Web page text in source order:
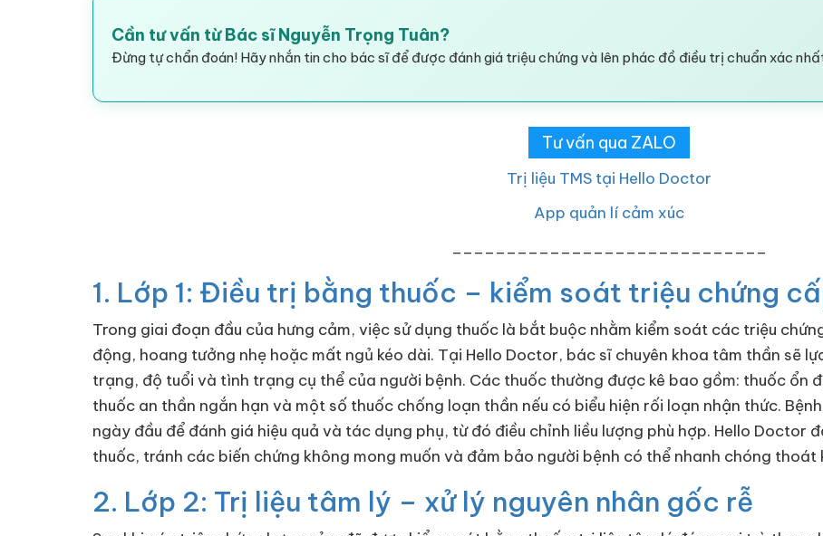
Cần tư vấn từ Bác sĩ Nguyễn Trọng Tuân?
Đừng tự chẩn đoán! Hãy nhắn tin cho bác sĩ để được đánh giá triệu chứng và lên phác đồ điều trị chuẩn xác
Tư vấn qua ZALO
Trị liệu TMS tại Hello Doctor
App quản lí cảm xúc
1. Lớp 1: Điều trị bằng thuốc – kiểm soát triệu chứng
Trong giai đoạn đầu của hưng cảm, việc sử dụng thuốc là bắt buộc nhằm kiểm soát các triệu
động, hoang tưởng nhẹ hoặc mất ngủ kéo dài. Tại Hello Doctor, bác sĩ chuyên khoa tâm thần sẽ
trạng, độ tuổi và tình trạng cụ thể của người bệnh. Các thuốc thường được kê bao gồm: thuốc ổn
thuốc an thần ngắn hạn và một số thuốc chống loạn thần nếu có biểu hiện rối loạn nhận thức.
ngày đầu để đánh giá hiệu quả và tác dụng phụ, từ đó điều chỉnh liều lượng phù hợp. Hello Doctor
thuốc, tránh các biến chứng không mong muốn và đảm bảo người bệnh có thể nhanh chóng
2. Lớp 2: Trị liệu tâm lý – xử lý nguyên nhân gốc rễ